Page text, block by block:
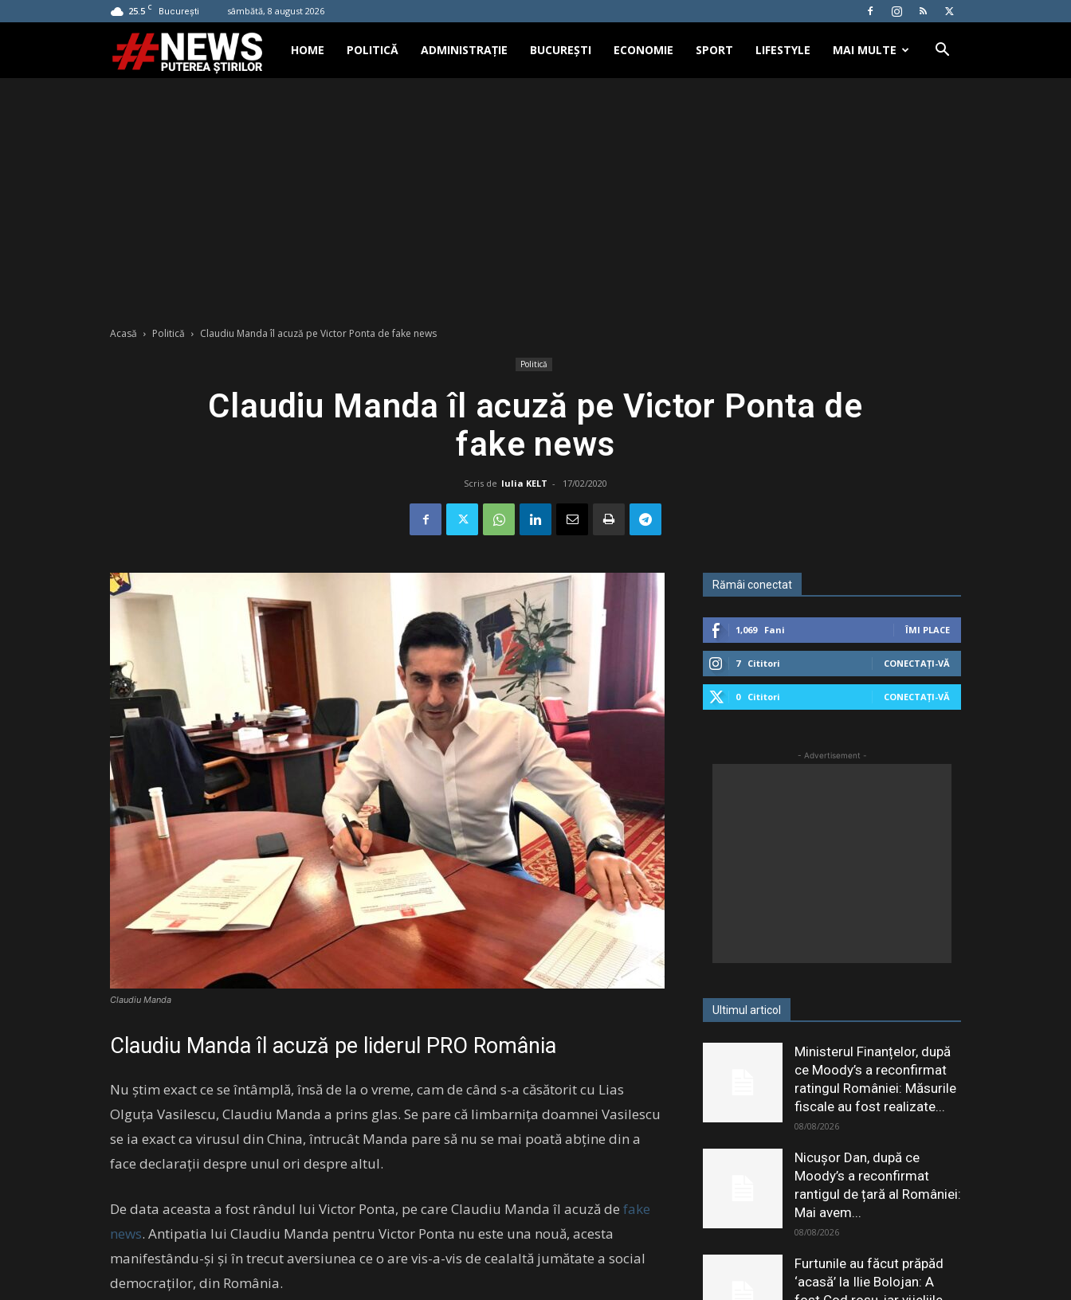
25.5 C București sâmbătă, 8 august 2026
Hashtag
HOME POLITICĂ ADMINISTRAȚIE BUCUREȘTI ECONOMIE SPORT LIFESTYLE MAI MULTE
Acasă Politică Claudiu Manda îl acuză pe Victor Ponta de fake news
Politică
Claudiu Manda îl acuză pe Victor Ponta de
fake news
Scris de Iulia KELT - 17/02/2020
Claudiu Manda
Claudiu Manda îl acuză pe liderul PRO România
Nu știm exact ce se întâmplă, însă de la o vreme, cam de când s-a căsătorit cu Lias
Olguța Vasilescu, Claudiu Manda a prins glas. Se pare că limbarnița doamnei Vasilescu
se ia exact ca virusul din China, întrucât Manda pare să nu se mai poată abține din a
face declarații despre unul ori despre altul.
De data aceasta a fost rândul lui Victor Ponta, pe care Claudiu Manda îl acuză de fake
news. Antipatia lui Claudiu Manda pentru Victor Ponta nu este una nouă, acesta
manifestându-și și în trecut aversiunea ce o are vis-a-vis de cealaltă jumătate a social
democraților, din România.
Rămâi conectat
1,069 Fani ÎMI PLACE
7 Cititori CONECTAȚI-VĂ
0 Cititori CONECTAȚI-VĂ
- Advertisement -
Ultimul articol
Ministerul Finanțelor, după
ce Moody’s a reconfirmat
ratingul României: Măsurile
fiscale au fost realizate...
08/08/2026
Nicușor Dan, după ce
Moody’s a reconfirmat
rantigul de țară al României:
Mai avem...
08/08/2026
Furtunile au făcut prăpăd
‘acasă’ la Ilie Bolojan: A